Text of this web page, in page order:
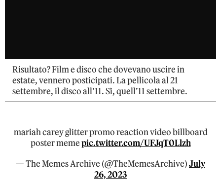
Risultato? Film e disco che dovevano uscire in
estate, vennero posticipati. La pellicola al 21
settembre, il disco all’11. Sì, quell’11 settembre.
mariah carey glitter promo reaction video billboard
poster memepic.twitter.com/UFJqT0Llzh
— The Memes Archive (@TheMemesArchive)July
26, 2023